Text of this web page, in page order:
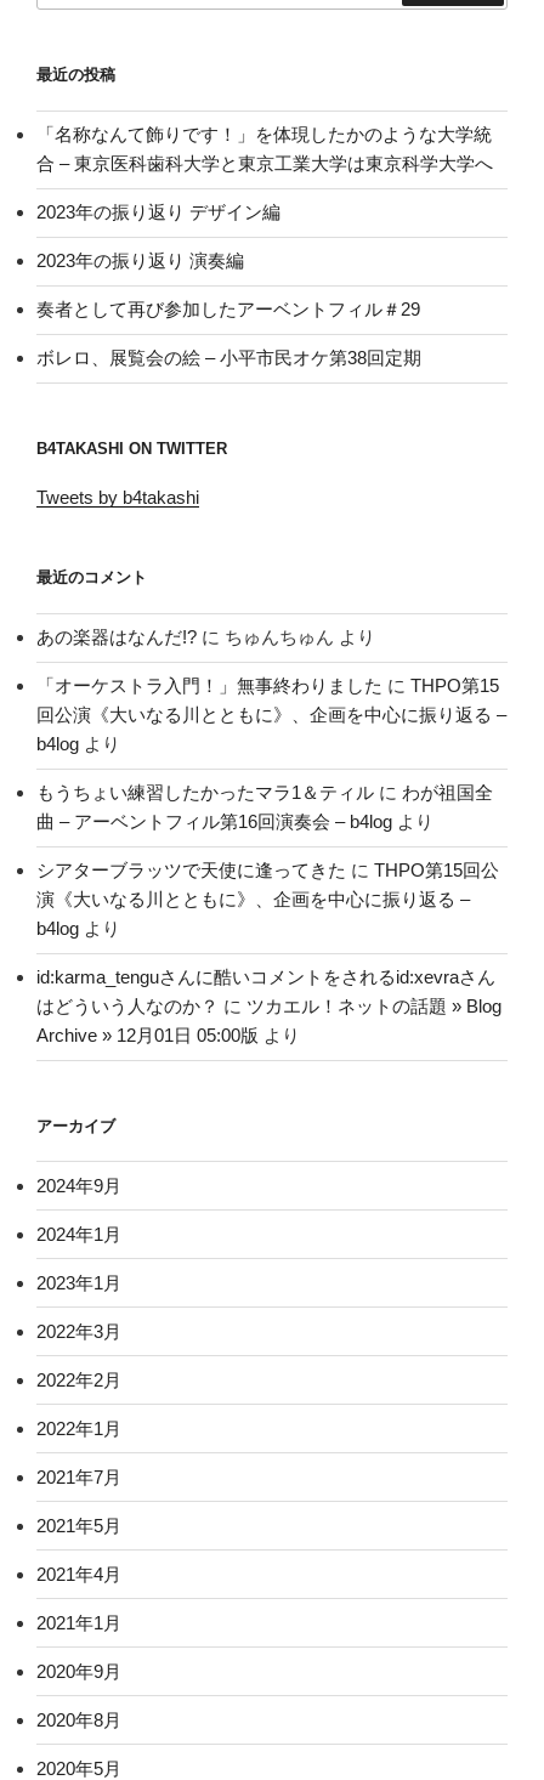
最近の投稿
「名称なんて飾りです！」を体現したかのような大学統
合 – 東京医科歯科大学と東京工業大学は東京科学大学へ
2023年の振り返り デザイン編
2023年の振り返り 演奏編
奏者として再び参加したアーベントフィル＃29
ボレロ、展覧会の絵 – 小平市民オケ第38回定期
B4TAKASHI ON TWITTER
Tweets by b4takashi
最近のコメント
あの楽器はなんだ!? に ちゅんちゅん より
「オーケストラ入門！」無事終わりました に THPO第15
回公演《大いなる川とともに》、企画を中心に振り返る –
b4log より
もうちょい練習したかったマラ1＆ティル に わが祖国全
曲 – アーベントフィル第16回演奏会 – b4log より
シアターブラッツで天使に逢ってきた に THPO第15回公
演《大いなる川とともに》、企画を中心に振り返る –
b4log より
id:karma_tenguさんに酷いコメントをされるid:xevraさん
はどういう人なのか？ に ツカエル！ネットの話題 » Blog
Archive » 12月01日 05:00版 より
アーカイブ
2024年9月
2024年1月
2023年1月
2022年3月
2022年2月
2022年1月
2021年7月
2021年5月
2021年4月
2021年1月
2020年9月
2020年8月
2020年5月